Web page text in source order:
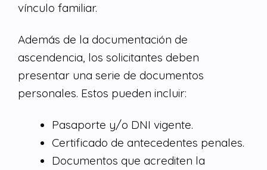
vínculo familiar.
Además de la documentación de
ascendencia, los solicitantes deben
presentar una serie de documentos
personales. Estos pueden incluir:
Pasaporte y/o DNI vigente.
Certificado de antecedentes penales.
Documentos que acrediten la